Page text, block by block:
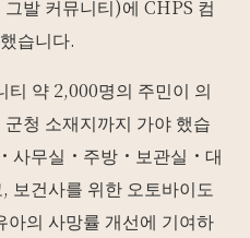
발 커뮤니티)에 CHPS 컴
습니다.
티 약 2,000명의 주민이 의
청 소재지까지 가야 했습
사무실・주방・보관실・대
보건사를 위한 오토바이도
의 사망률 개선에 기여하